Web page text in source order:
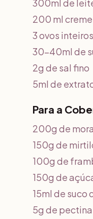
300ml de
200 ml
3 ovos
30-40ml de
2g de sal fino
5ml de
Para a
200g de
150g de
100g de
150g de
15ml de suco
5g de